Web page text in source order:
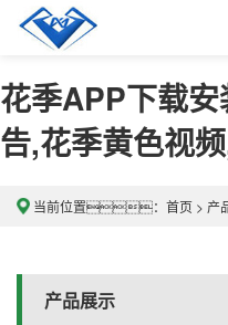
花季APP下载
告,花季黄色视
当前位置： 首页 > 产
产品展示